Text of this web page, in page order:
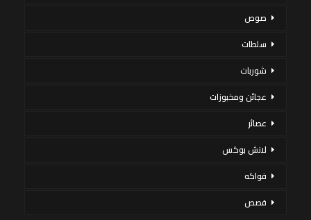
صوص
سلطات
شوربات
عجائن ومخبوزات
عصائر
لانش بوكس
فواكه
قصص